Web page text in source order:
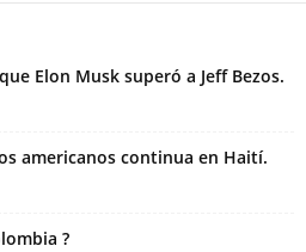
Elon Musk superó a Jeff Bezos.
americanos continua en Haití.
?